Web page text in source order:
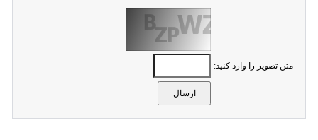
متن تصویر را وارد کنید: